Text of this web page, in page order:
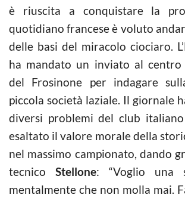
è riuscita a conquistare la
quotidiano francese è voluto
delle basi del miracolo ciociaro.
ha mandato un inviato al centro
del Frosinone per indagare
piccola società laziale. Il giornale
diversi problemi del club
esaltato il valore morale della
nel massimo campionato, dando
tecnico Stellone: “Voglio una
mentalmente che non molla mai.